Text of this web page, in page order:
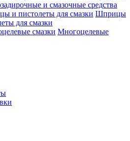
и смазочные средства
Шприцы
для смазки
Многоцелевые